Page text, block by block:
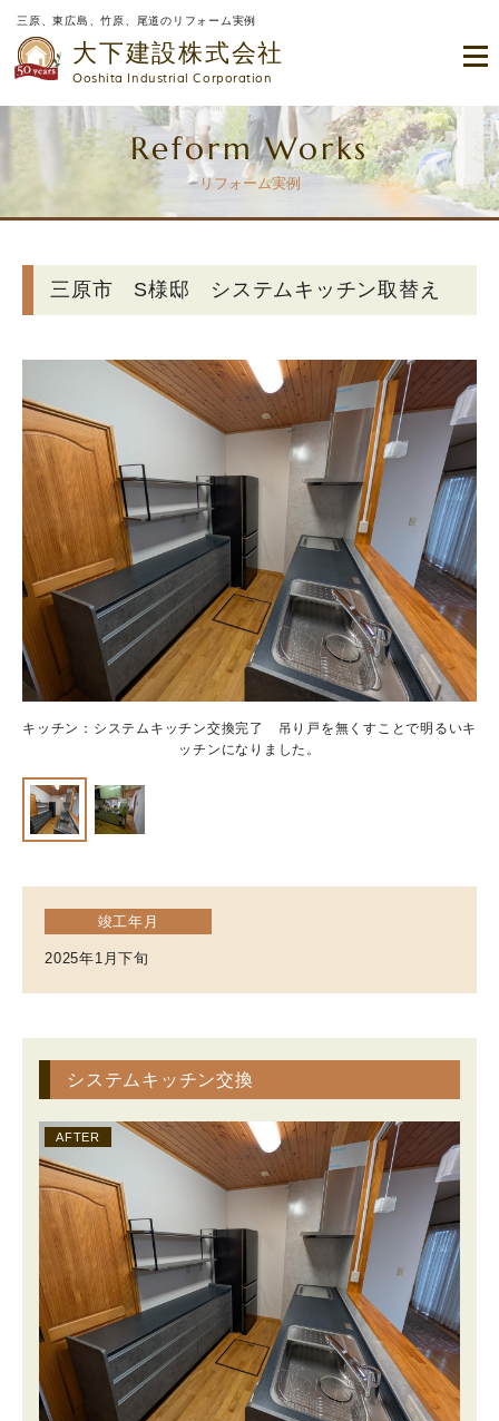
三原、東広島、竹原、尾道のリフォーム実例
大下建設株式会社
Ooshita Industrial Corporation
Reform Works
リフォーム実例
三原市 S様邸 システムキッチン取替え
キッチン：システムキッチン交換完了 吊り戸を無くすことで明るいキ
ッチンになりました。
竣工年月
2025年1月下旬
システムキッチン交換
AFTER